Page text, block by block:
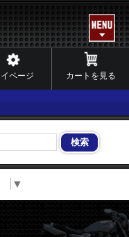
ページ カートを見る
▼